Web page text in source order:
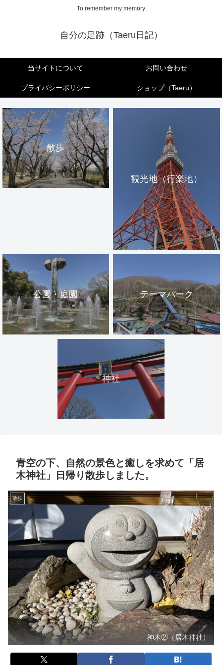
To remember my memory
自分の足跡（Taeru日記）
当サイトについて お問い合わせ
プライバシーポリシー ショップ（Taeru）
散歩
観光地（行楽地）
公園・庭園 テーマパーク
神社
青空の下、自然の景色と癒しを求めて「居
木神社」日帰り散歩しました。
散歩
神木②（居木神社）